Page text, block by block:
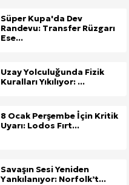
Süper Kupa'da Dev
Randevu: Transfer Rüzgarı
Ese...
Uzay Yolculuğunda Fizik
Kuralları Yıkılıyor: ...
8 Ocak Perşembe İçin Kritik
Uyarı: Lodos Fırt...
Savaşın Sesi Yeniden
Yankılanıyor: Norfolk’t...